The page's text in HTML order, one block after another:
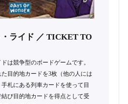
ライド ／ TICKET TO
は競争型のボードゲームです。
目的地カードを3枚（他の人には
札にある列車カードを使って目
び目的地カードを得点として受